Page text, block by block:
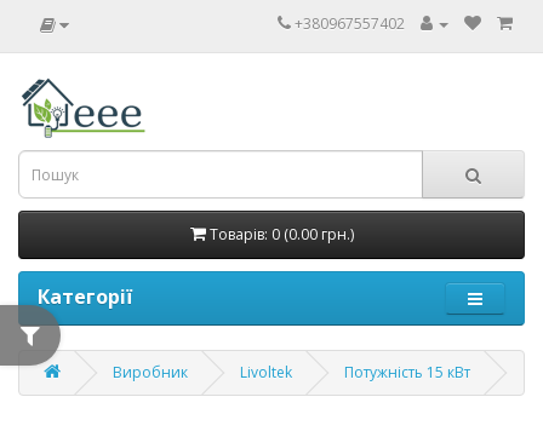
+380967557402
Товарів: 0 (0.00 грн.)
Категорії
Виробник Livoltek Потужність 15 кВт